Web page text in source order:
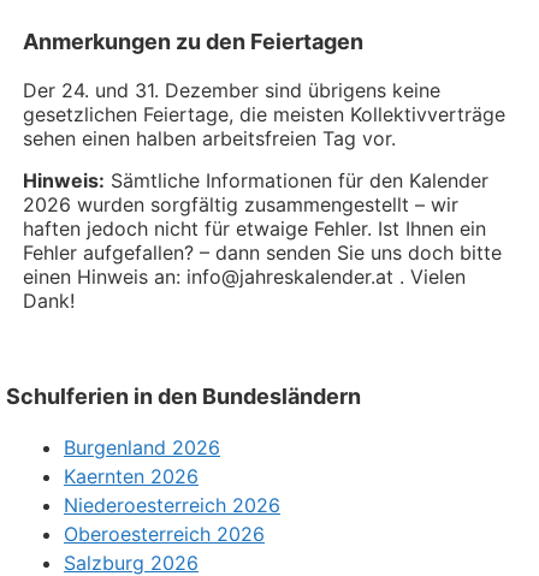
Anmerkungen zu den Feiertagen
Der 24. und 31. Dezember sind übrigens keine
gesetzlichen Feiertage, die meisten Kollektivverträge
sehen einen halben arbeitsfreien Tag vor.
Hinweis: Sämtliche Informationen für den Kalender
2026 wurden sorgfältig zusammengestellt – wir
haften jedoch nicht für etwaige Fehler. Ist Ihnen ein
Fehler aufgefallen? – dann senden Sie uns doch bitte
einen Hinweis an: info@jahreskalender.at . Vielen
Dank!
Schulferien in den Bundesländern
Burgenland 2026
Kaernten 2026
Niederoesterreich 2026
Oberoesterreich 2026
Salzburg 2026